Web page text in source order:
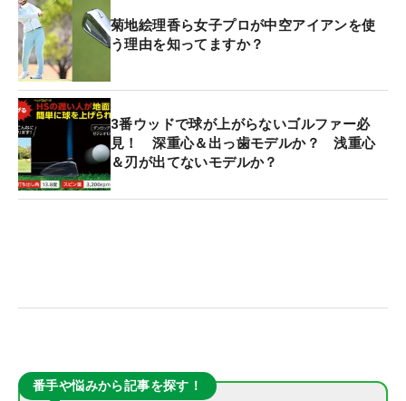
菊地絵理香ら女子プロが中空アイアンを使
う理由を知ってますか？
3番ウッドで球が上がらないゴルファー必
見！ 深重心＆出っ歯モデルか？ 浅重心
＆刃が出てないモデルか？
番手や悩みから記事を探す！